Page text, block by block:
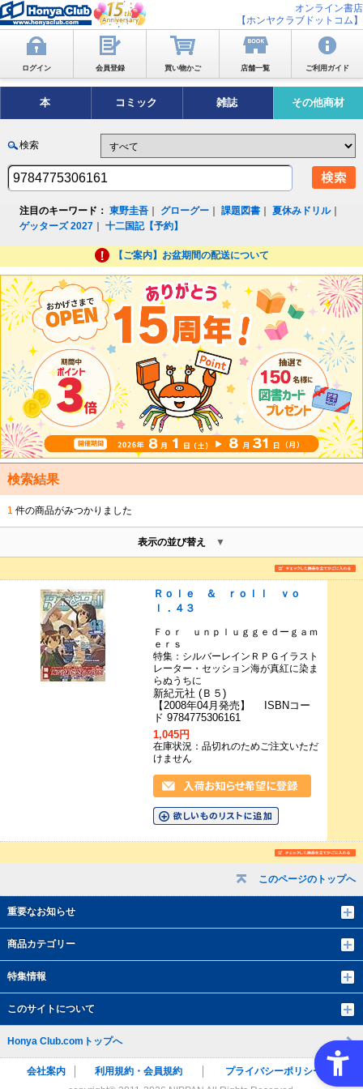
オンライン書店
【ホンヤクラブドットコム】
ログイン 会員登録 買い物かご 店舗一覧 ご利用ガイド
本 コミック 雑誌 その他商材
検索
注目のキーワード： 東野圭吾 グローグー ｜課題図書 ｜夏休みドリル｜
ゲッターズ 2027 ｜十二国記【予約】
【ご案内】お盆期間の配送について
このページのトップへ
重要なお知らせ
商品カテゴリー
特集情報
このサイトについて
検索結果
1 件の商品がみつかりました
表示の並び替え
Ｒｏｌｅ ＆ ｒｏｌｌ ｖｏ
ｌ．４３
Ｆｏｒ ｕｎｐｌｕｇｇｅｄーｇａｍ
ｅｒｓ
特集：シルバーレインＲＰＧイラスト
レーター・セッション海が真紅に染ま
らぬうちに
新紀元社 (Ｂ５)
【2008年04月発売】 ISBNコー
ド 9784775306161
1,045円
在庫状況：品切れのためご注文いただ
けません
Honya Club.comトップへ
会社案内 利用規約・会員規約
プライバシーポリシー